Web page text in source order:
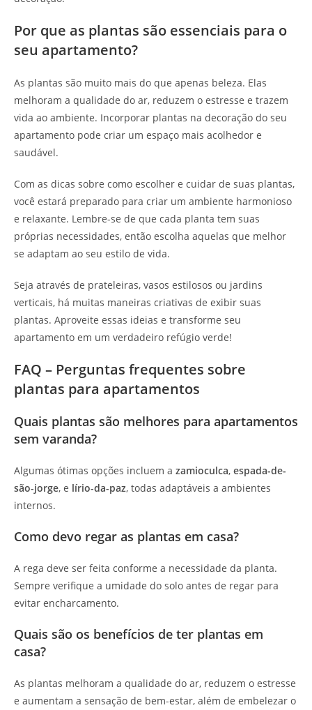
Por que as plantas são essenciais para o
seu apartamento?
As plantas são muito mais do que apenas beleza. Elas
melhoram a qualidade do ar, reduzem o estresse e trazem
vida ao ambiente. Incorporar plantas na decoração do seu
apartamento pode criar um espaço mais acolhedor e
saudável.
Com as dicas sobre como escolher e cuidar de suas plantas,
você estará preparado para criar um ambiente harmonioso
e relaxante. Lembre-se de que cada planta tem suas
próprias necessidades, então escolha aquelas que melhor
se adaptam ao seu estilo de vida.
Seja através de prateleiras, vasos estilosos ou jardins
verticais, há muitas maneiras criativas de exibir suas
plantas. Aproveite essas ideias e transforme seu
apartamento em um verdadeiro refúgio verde!
FAQ – Perguntas frequentes sobre
plantas para apartamentos
Quais plantas são melhores para apartamentos
sem varanda?
Algumas ótimas opções incluem a zamioculca, espada-de-
são-jorge, e lírio-da-paz, todas adaptáveis a ambientes
internos.
Como devo regar as plantas em casa?
A rega deve ser feita conforme a necessidade da planta.
Sempre verifique a umidade do solo antes de regar para
evitar encharcamento.
Quais são os benefícios de ter plantas em
casa?
As plantas melhoram a qualidade do ar, reduzem o estresse
e aumentam a sensação de bem-estar, além de embelezar o